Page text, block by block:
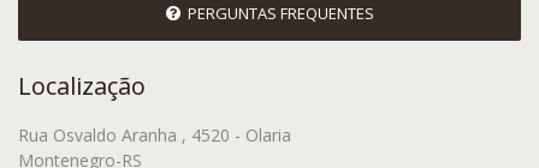
PERGUNTAS FREQUENTES
Localização
Rua Osvaldo Aranha , 4520 - Olaria
Montenegro-RS